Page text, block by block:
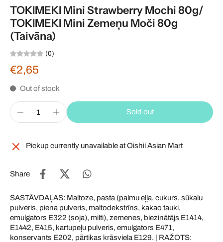
TOKIMEKI Mini Strawberry Mochi 80g/
TOKIMEKI Mini Zemeņu Moči 80g
(Taivāna)
(0)
€2,65
Out of stock
Sold out
Pickup currently unavailable atOishii Asian Mart
Share
SASTĀVDAĻAS: Maltoze, pasta (palmu eļļa, cukurs, sūkalu
pulveris, piena pulveris, maltodekstrīns, kakao tauki,
emulgators E322 (soja), milti), zemenes, biezinātājs E1414,
E1442, E415, kartupeļu pulveris, emulgators E471,
konservants E202, pārtikas krāsviela E129. | RAŽOTS: